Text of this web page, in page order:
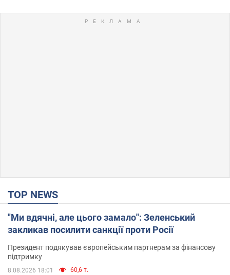
TOP NEWS
"Ми вдячні, але цього замало": Зеленський
закликав посилити санкції проти Росії
Президент подякував європейським партнерам за фінансову
підтримку
8.08.2026 18:01 60,6 т.